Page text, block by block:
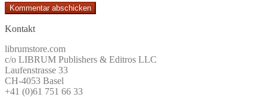
Kontakt
librumstore.com
c/o LIBRUM Publishers & Editros LLC
Laufenstrasse 33
CH-4053 Basel
+41 (0)61 751 66 33